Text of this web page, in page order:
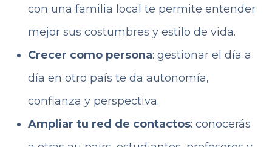
con una familia local te permite entender
mejor sus costumbres y estilo de vida.
Crecer como persona: gestionar el día a
día en otro país te da autonomía,
confianza y perspectiva.
Ampliar tu red de contactos: conocerás